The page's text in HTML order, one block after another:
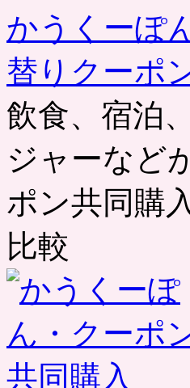
かうくーぽ
替りクーポ
飲食、宿泊
ジャーなど
ポン共同購
比較